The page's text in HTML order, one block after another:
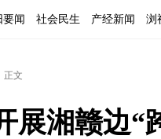
要闻 社会民生 产经新闻 浏
正文
展湘赣边“